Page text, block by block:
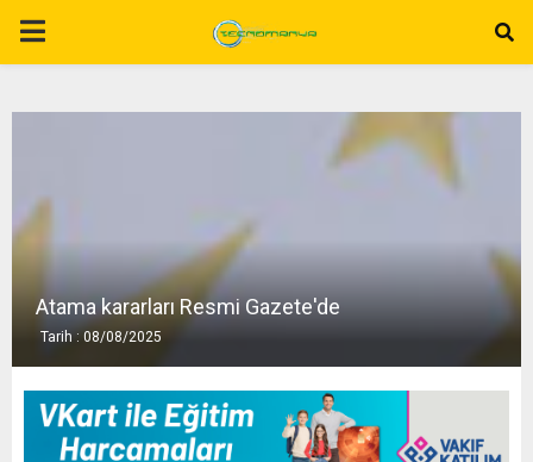
P
M
A
Atama kararları Resmi Gazete'de
Tarih : 08/08/2025